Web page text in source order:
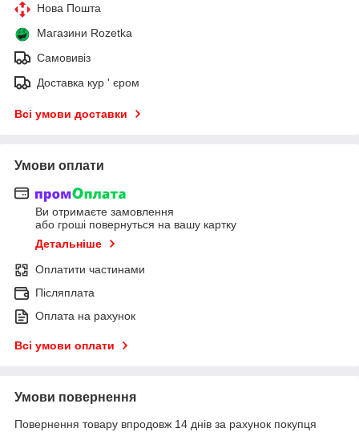
Нова Пошта
Магазини Rozetka
Самовивіз
Доставка кур ' єром
Всі умови доставки
Умови оплати
Ви отримаєте замовлення
або гроші повернуться на вашу картку
Детальніше
Оплатити частинами
Післяплата
Оплата на рахунок
Всі умови оплати
Умови повернення
Повернення товару впродовж 14 днів за рахунок покупця